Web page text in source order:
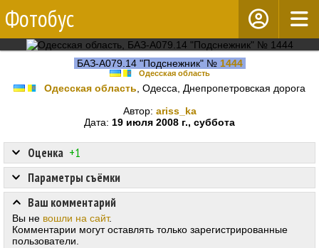
Фотобус
БАЗ-А079.14 "Подснежник" № 1444
Одесская область
Одесская область , Одесса, Днепропетровская дорога
Автор: ariss_ka
Дата: 19 июля 2008 г., суббота
Оценка +1
Параметры съёмки
Ваш комментарий
Вы не вошли на сайт.
Комментарии могут оставлять только зарегистрированные
пользователи.